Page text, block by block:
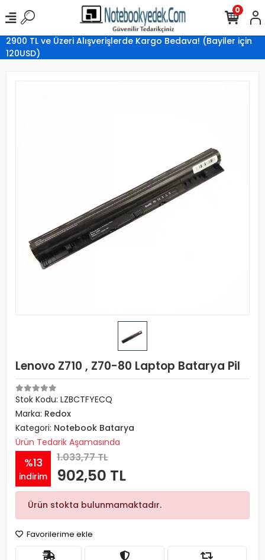
2900 TL ve Üzeri Alışverişlerde Kargo Bedava! (Bayiler için
120USD)
0
Lenovo Z710 , Z70-80 Laptop Batarya Pil
Stok Kodu: LZBCTFYECQ
Marka: Redox
Kategori: Notebook Batarya
Ürün Tedarik Aşamasında
%13
indirim
1.033,77 TL
902,50 TL
Ürün stokta bulunmamaktadır.
Favorilerime ekle